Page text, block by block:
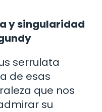
y singularidad
serrulata
de esas
que nos
su